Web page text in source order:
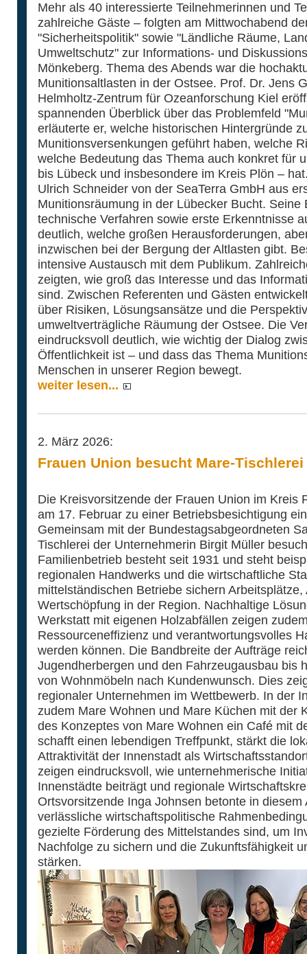
Mehr als 40 interessierte Teilnehmerinnen und
zahlreiche Gäste – folgten am Mittwochabend
"Sicherheitspolitik" sowie "Ländliche Räume,
Umweltschutz" zur Informations- und
Mönkeberg. Thema des Abends war die
Munitionsaltlasten in der Ostsee. Prof. Dr. Jens
Helmholtz-Zentrum für Ozeanforschung Kiel
spannenden Überblick über das Problemfeld
erläuterte er, welche historischen Hintergründe
Munitionsversenkungen geführt haben, welche
welche Bedeutung das Thema auch konkret für
bis Lübeck und insbesondere im Kreis Plön –
Ulrich Schneider von der SeaTerra GmbH aus
Munitionsräumung in der Lübecker Bucht.
technische Verfahren sowie erste Erkenntnisse
deutlich, welche großen Herausforderungen,
inzwischen bei der Bergung der Altlasten gibt.
intensive Austausch mit dem Publikum.
zeigten, wie groß das Interesse und das
sind. Zwischen Referenten und Gästen
über Risiken, Lösungsansätze und die
umweltverträgliche Räumung der Ostsee. Die
eindrucksvoll deutlich, wie wichtig der Dialog
Öffentlichkeit ist – und dass das Thema
Menschen in unserer Region bewegt.
weiter lesen...
2. März 2026:
Frauen Union besucht Mare-Tischlerei
Die Kreisvorsitzende der Frauen Union im Kreis
am 17. Februar zu einer Betriebsbesichtigung
Gemeinsam mit der Bundestagsabgeordneten
Tischlerei der Unternehmerin Birgit Müller
Familienbetrieb besteht seit 1931 und steht
regionalen Handwerks und die wirtschaftliche
mittelständischen Betriebe sichern
Wertschöpfung in der Region. Nachhaltige
Werkstatt mit eigenen Holzabfällen zeigen
Ressourceneffizienz und verantwortungsvolles
werden können. Die Bandbreite der Aufträge
Jugendherbergen und den Fahrzeugausbau bis
von Wohnmöbeln nach Kundenwunsch. Dies
regionaler Unternehmen im Wettbewerb. In der
zudem Mare Wohnen und Mare Küchen mit der
des Konzeptes von Mare Wohnen ein Café mit
schafft einen lebendigen Treffpunkt, stärkt die
Attraktivität der Innenstadt als
zeigen eindrucksvoll, wie unternehmerische
Innenstädte beiträgt und regionale
Ortsvorsitzende Inga Johnsen betonte in diesem
verlässliche wirtschaftspolitische
gezielte Förderung des Mittelstandes sind, um
Nachfolge zu sichern und die Zukunftsfähigkeit
stärken.